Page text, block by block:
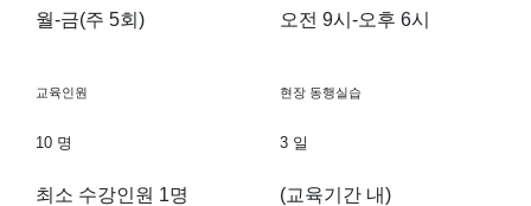
월-금(주 5회) 오전 9시-오후 6시
교육인원
10 명
최소 수강인원 1명
현장 동행실습
3 일
(교육기간 내)